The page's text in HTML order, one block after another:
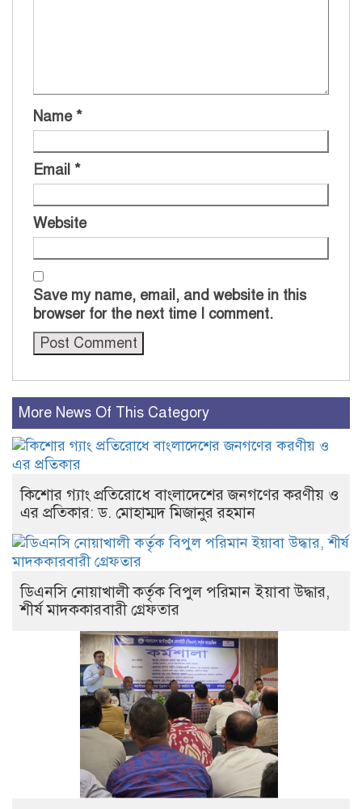
Name *
Email *
Website
Save my name, email, and website in this
browser for the next time I comment.
More News Of This Category
কিশোর গ্যাং প্রতিরোধে বাংলাদেশের জনগণের করণীয় ও
এর প্রতিকার: ড. মোহাম্মদ মিজানুর রহমান
ডিএনসি নোয়াখালী কর্তৃক বিপুল পরিমান ইয়াবা উদ্ধার,
শীর্ষ মাদককারবারী গ্রেফতার